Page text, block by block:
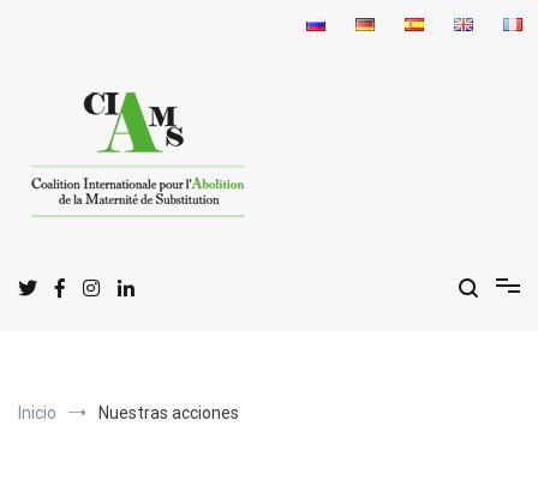
C oalición bolición de la
Inicio Nuestras acciones